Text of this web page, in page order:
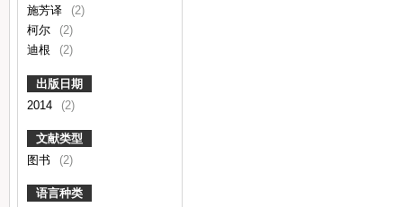
施芳译
(2)
柯尔
(2)
迪根
(2)
出版日期
2014
(2)
文献类型
图书
(2)
语言种类